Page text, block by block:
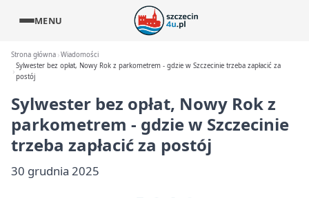
MENU
Strona główna Wiadomości
Sylwester bez opłat, Nowy Rok z parkometrem - gdzie w Szczecinie trzeba zapłacić za
postój
Sylwester bez opłat, Nowy Rok z
parkometrem - gdzie w Szczecinie
trzeba zapłacić za postój
30 grudnia 2025